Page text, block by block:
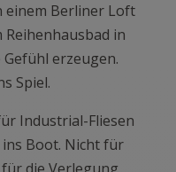
einem Berliner Loft
in
erzeugen.
Spiel.
Industrial-Fliesen
Boot. Nicht für